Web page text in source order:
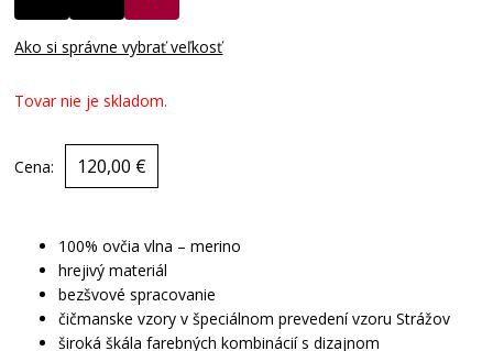
Ako si správne vybrať veľkosť
Tovar nie je skladom.
Cena: 120,00 €
100% ovčia vlna – merino
hrejivý materiál
bezšvové spracovanie
čičmanske vzory v špeciálnom prevedení vzoru Strážov
široká škála farebných kombinácií s dizajnom